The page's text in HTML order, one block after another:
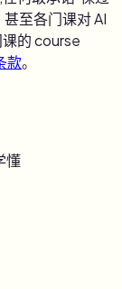
至各门课对 AI
的 course
款。
懂